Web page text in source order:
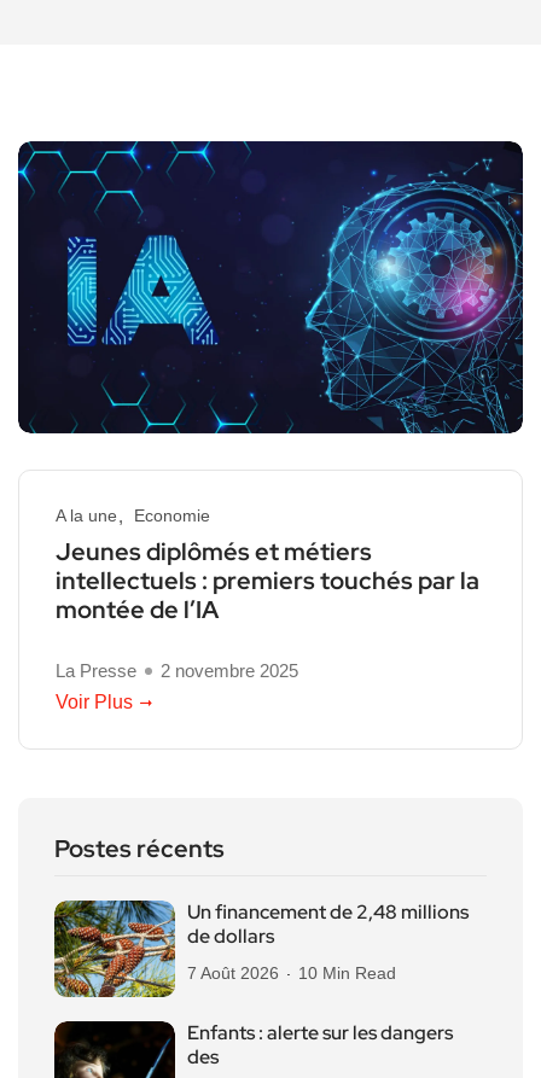
A la une Economie
Jeunes diplômés et métiers
intellectuels : premiers touchés par la
montée de l’IA
La Presse
2 novembre 2025
Voir Plus
Postes récents
Un financement de 2,48 millions
de dollars
7 Août 2026 10 Min Read
Enfants : alerte sur les dangers
des